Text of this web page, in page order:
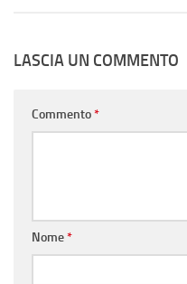
LASCIA UN COMMENTO
Commento*
Nome*